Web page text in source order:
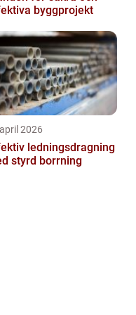
byggprojekt
2026
ledningsdragning
styrd borrning